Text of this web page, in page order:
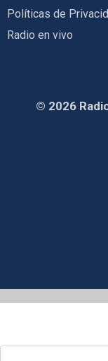
Políticas de
Radio en vivo
© 2026